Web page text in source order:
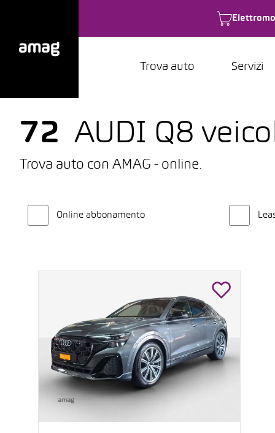
Trova auto Servizi
72 AUDI Q8
Trova auto con AMAG - online.
Online abbonamento